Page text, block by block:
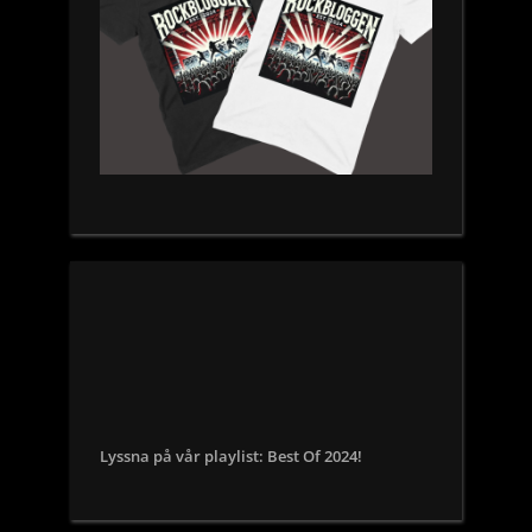
Lyssna på vår playlist: Best Of 2024!